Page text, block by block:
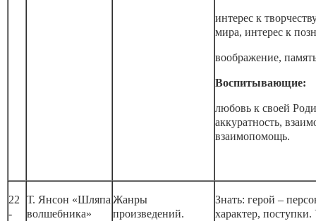
интерес к
мира, интерес к
воображение,
Воспитывающие:
любовь к своей
аккуратность,
взаимопомощь.
22
-
Т. Янсон «Шляпа
волшебника»
Жанры
произведений.
Знать: герой –
характер, поступки.